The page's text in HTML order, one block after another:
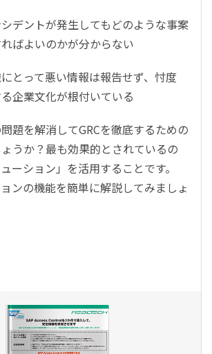
デントが発生してもどのような事案
ばよいのかが分からない
とって悪い情報は報告せず、忖度
る企業文化が根付いている
題を解消してGRCを徹底するための
うか？最も効果的とされているの
ーション」を活用することです。
ンの機能を簡単に解説してみましょ